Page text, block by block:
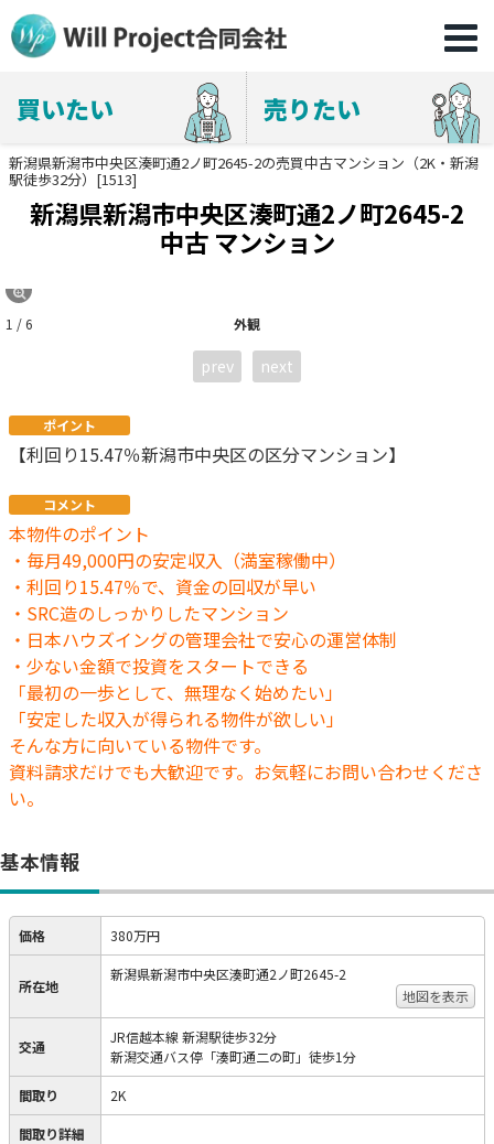
買いたい 売りたい
新潟県新潟市中央区湊町通2ノ町2645-2の売買中古マンション（2K・新潟
駅徒歩32分）[1513]
新潟県新潟市中央区湊町通2ノ町2645-2
中古 マンション
外観
1 / 6
prev next
ポイント
【利回り15.47％新潟市中央区の区分マンション】
コメント
本物件のポイント
・毎月49,000円の安定収入（満室稼働中）
・利回り15.47％で、資金の回収が早い
・SRC造のしっかりしたマンション
・日本ハウズイングの管理会社で安心の運営体制
・少ない金額で投資をスタートできる
「最初の一歩として、無理なく始めたい」
「安定した収入が得られる物件が欲しい」
そんな方に向いている物件です。
資料請求だけでも大歓迎です。お気軽にお問い合わせくださ
い。
基本情報
価格 380万円
所在地
新潟県新潟市中央区湊町通2ノ町2645-2
地図を表示
交通
JR信越本線 新潟駅徒歩32分
新潟交通バス停「湊町通二の町」徒歩1分
間取り 2K
間取り詳細